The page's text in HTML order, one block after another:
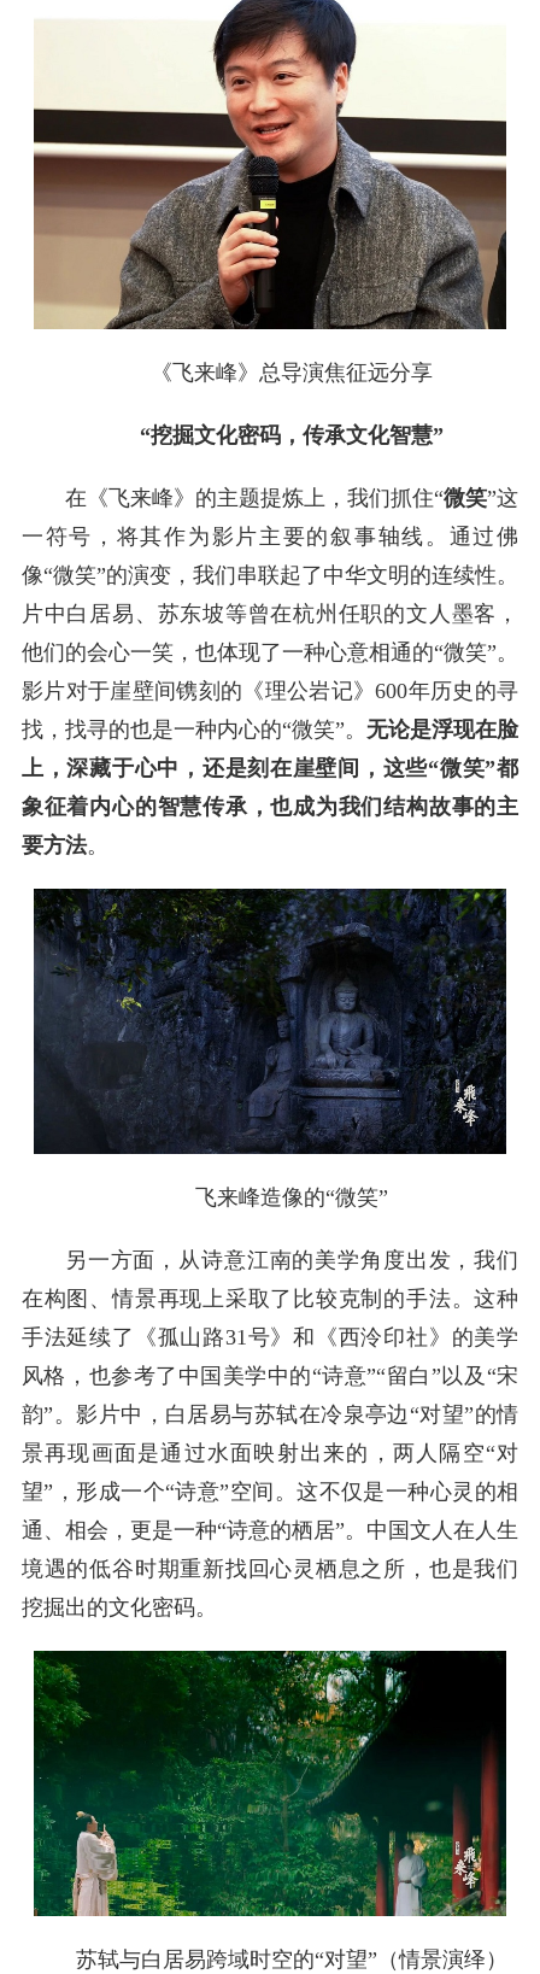
《飞来峰》总导演焦征远分享
“挖掘文化密码，传承文化智慧”
在《飞来峰》的主题提炼上，我们抓住“微笑”这
一符号，将其作为影片主要的叙事轴线。通过佛
像“微笑”的演变，我们串联起了中华文明的连续性。
片中白居易、苏东坡等曾在杭州任职的文人墨客，
他们的会心一笑，也体现了一种心意相通的“微笑”。
影片对于崖壁间镌刻的《理公岩记》600年历史的寻
找，找寻的也是一种内心的“微笑”。 无论是浮现在脸
上，深藏于心中，还是刻在崖壁间，这些“微笑”都
象征着内心的智慧传承，也成为我们结构故事的主
要方法。
飞来峰造像的“微笑”
另一方面，从诗意江南的美学角度出发，我们
在构图、情景再现上采取了比较克制的手法。这种
手法延续了《孤山路31号》和《西泠印社》的美学
风格，也参考了中国美学中的“诗意”“留白”以及“宋
韵”。影片中，白居易与苏轼在冷泉亭边“对望”的情
景再现画面是通过水面映射出来的，两人隔空“对
望”，形成一个“诗意”空间。这不仅是一种心灵的相
通、相会，更是一种“诗意的栖居”。中国文人在人生
境遇的低谷时期重新找回心灵栖息之所，也是我们
挖掘出的文化密码。
苏轼与白居易跨域时空的“对望”（情景演绎）